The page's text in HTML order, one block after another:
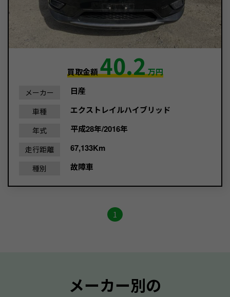
買取金額40.2万円
メーカー 日産
車種 エクストレイルハイブリッド
年式 平成28年/2016年
走行距離 67,133Km
種別 故障車
1
メーカー別の